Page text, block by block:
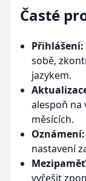
Časté
Přihlášení:
sobě,
jazykem.
alespoň na
měsících.
Oznámení:
nastavení
vyřešit